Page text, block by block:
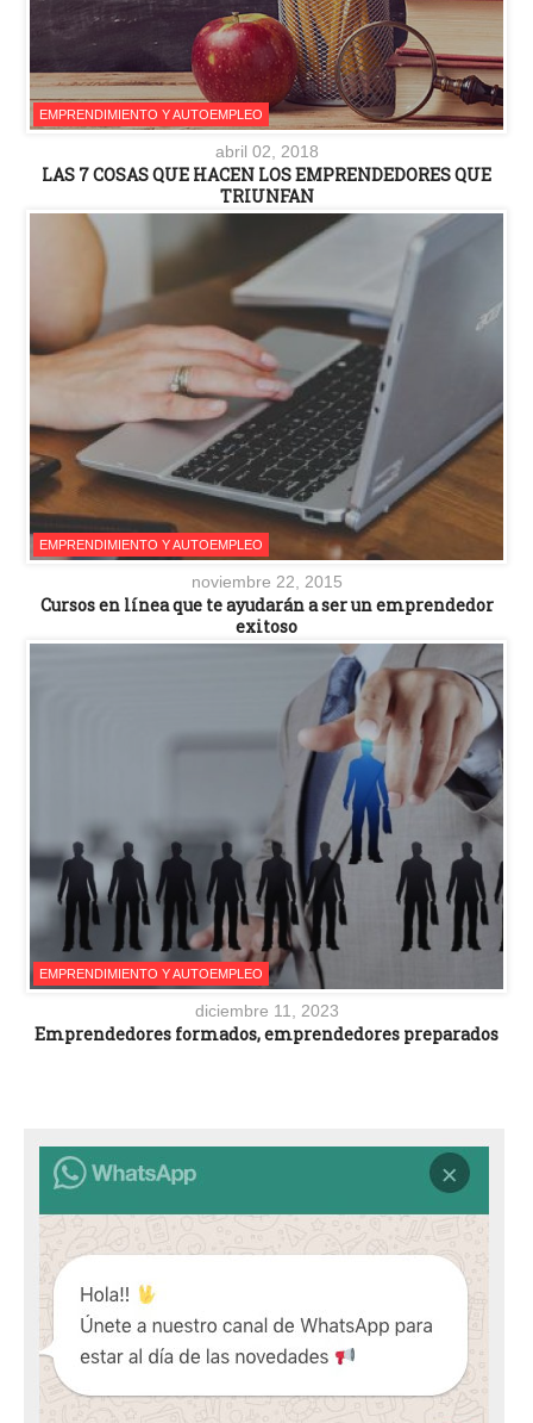
EMPRENDIMIENTO Y AUTOEMPLEO
abril 02, 2018
LAS 7 COSAS QUE HACEN LOS EMPRENDEDORES QUE
TRIUNFAN
EMPRENDIMIENTO Y AUTOEMPLEO
noviembre 22, 2015
Cursos en línea que te ayudarán a ser un emprendedor
exitoso
EMPRENDIMIENTO Y AUTOEMPLEO
diciembre 11, 2023
Emprendedores formados, emprendedores preparados